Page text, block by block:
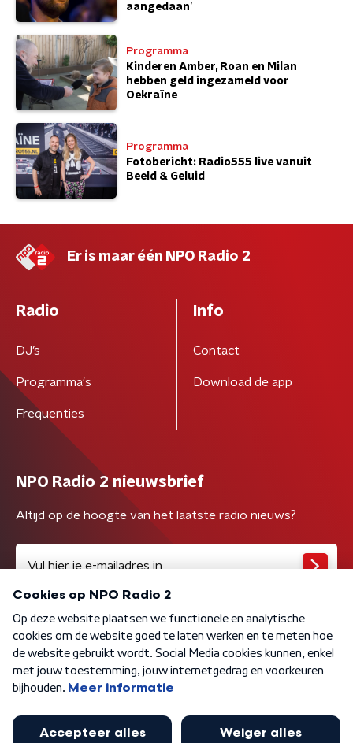
aangedaan’
Programma
Kinderen Amber, Roan en Milan
hebben geld ingezameld voor
Oekraïne
Programma
Fotobericht: Radio555 live vanuit
Beeld & Geluid
Er is maar één NPO Radio 2
Radio
DJ’s
Programma's
Frequenties
Info
Contact
Download de app
NPO Radio 2 nieuwsbrief
Altijd op de hoogte van het laatste radio nieuws?
Algemene voorwaarden